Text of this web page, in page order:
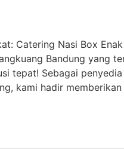
Catering Nasi Box
Bandung yang
tepat! Sebagai
kami hadir